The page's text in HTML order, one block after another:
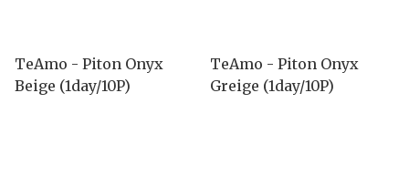
TeAmo - Piton Onyx
Beige (1day/10P)
TeAmo - Piton Onyx
Greige (1day/10P)